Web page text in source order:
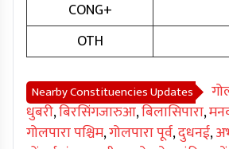
CONG+
OTH
Nearby Constituencies Updates
धुबरी,बिरसिंगजारुआ,बिलासिपारा,
गोलपारा पश्चिम,गोलपारा पूर्व,दुधनई,